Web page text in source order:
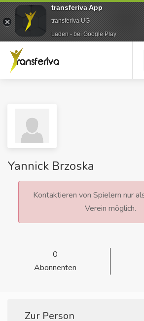
Yannick Brzoska
Kontaktieren von Spielern nur
Verein möglich.
0
Abonnenten
Zur Person
transferiva App
transferiva UG
Laden - bei Google Play